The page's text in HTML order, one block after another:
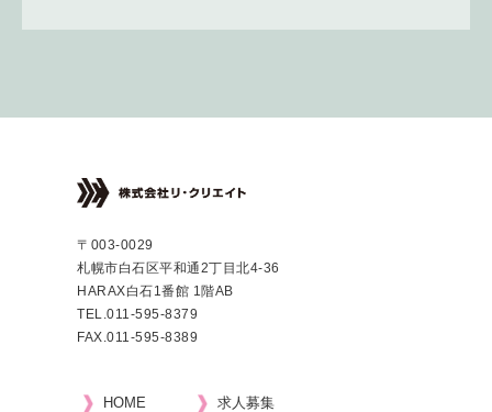
〒003-0029
札幌市白石区平和通2丁目北4-36
HARAX白石1番館 1階AB
TEL.011-595-8379
FAX.011-595-8389
HOME 求人募集